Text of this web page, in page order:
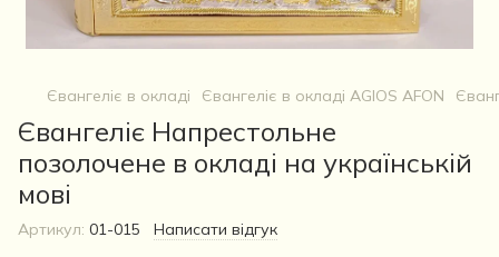
Євангеліє в окладі Євангеліє в окладі AGIOS AFON
Євангеліє Напрестольне
позолочене в окладі на українській
мові
Артикул: 01-015 Написати відгук